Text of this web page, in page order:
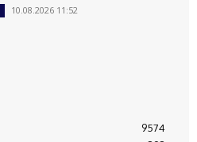
10.08.2026 11:52
9574